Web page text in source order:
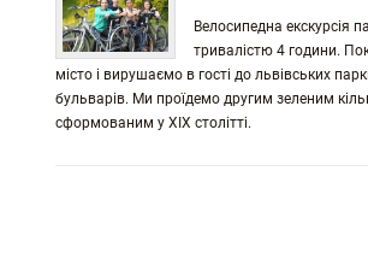
Велосипедна екскурсія
тривалістю 4 години.
місто і вирушаємо в гості до львівських
бульварів. Ми проїдемо другим зеленим
сформованим у ХІХ столітті.